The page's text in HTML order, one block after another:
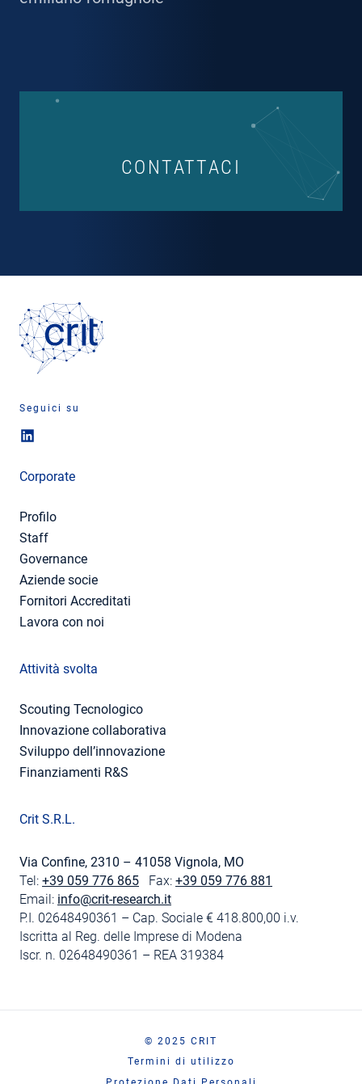
CONTATTACI
Seguici su
Corporate
Profilo
Staff
Governance
Aziende socie
Fornitori Accreditati
Lavora con noi
Attività svolta
Scouting Tecnologico
Innovazione collaborativa
Sviluppo dell’innovazione
Finanziamenti R&S
Crit S.R.L.
Via Confine, 2310 – 41058 Vignola, MO
Tel: +39 059 776 865 Fax: +39 059 776 881
Email: info@crit-research.it
P.I. 02648490361 – Cap. Sociale € 418.800,00 i.v.
Iscritta al Reg. delle Imprese di Modena
Iscr. n. 02648490361 – REA 319384
© 2025 CRIT
Termini di utilizzo